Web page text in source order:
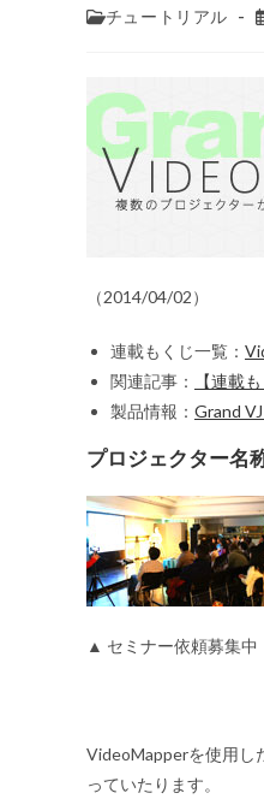
チュートリアル
（2014/04/02）
連載もくじ一覧：
関連記事：
【連載
製品情報： Grand
プロジェクター名
▲ セミナー依頼募集中
VideoMapperを使用し
っていたります。